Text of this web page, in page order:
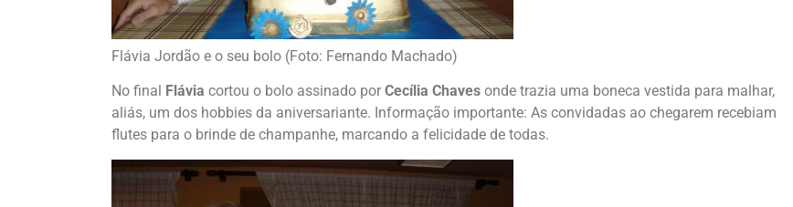
Flávia Jordão e o seu bolo (Foto: Fernando Machado)
No final Flávia cortou o bolo assinado por Cecília Chaves onde trazia uma boneca vestida para malhar,
aliás, um dos hobbies da aniversariante. Informação importante: As convidadas ao chegarem recebiam
flutes para o brinde de champanhe, marcando a felicidade de todas.